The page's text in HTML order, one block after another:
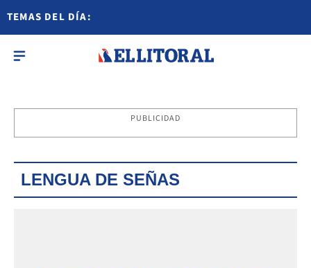
TEMAS DEL DÍA:
PUBLICIDAD
LENGUA DE SEÑAS